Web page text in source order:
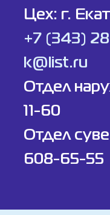
Цех: г.
+7 (343)
k@list.ru
Отдел
11-60
Отдел
608-65-55